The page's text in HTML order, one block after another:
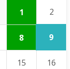
1 2
8 9
15 16